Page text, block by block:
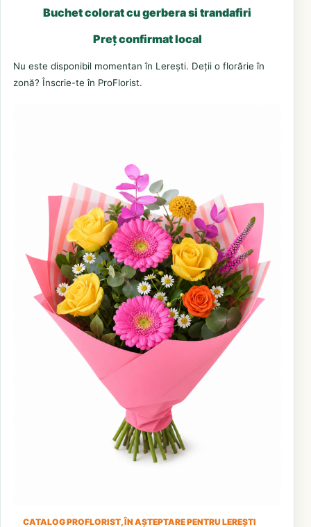
Buchet colorat cu gerbera si trandafiri
Preț confirmat local
Nu este disponibil momentan în Lerești. Deții o florărie în
zonă? Înscrie-te în ProFlorist.
CATALOG PROFLORIST, ÎN AȘTEPTARE PENTRU LEREȘTI